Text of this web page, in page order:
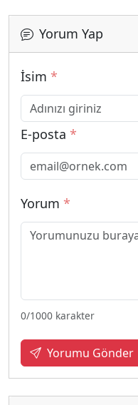
Yorum Yap
İsim *
E-posta *
Yorum *
0/1000 karakter
Yorumu Gönder